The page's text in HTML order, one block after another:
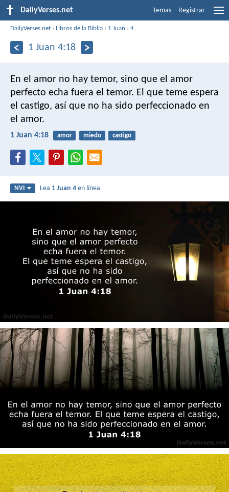
DailyVerses.net Temas Registrar
DailyVerses.net ›Libros de la Biblia › 1 Juan ›4
1 Juan 4:18
En el amor no hay temor, sino que el amor
perfecto echa fuera el temor. El que teme espera
el castigo, así que no ha sido perfeccionado en
el amor.
1 Juan 4:18 amor miedo castigo
NVI Lea 1 Juan 4 en línea